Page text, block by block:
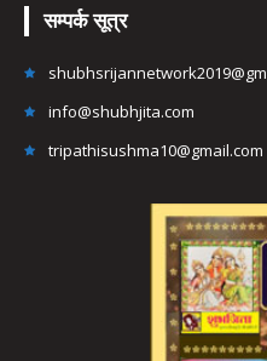
सम्पर्क सूत्र
info@shubhjita.com
tripathisushma10@gmail.com